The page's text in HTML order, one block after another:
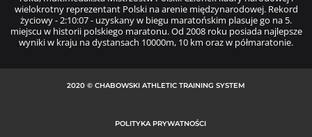
wielokrotny reprezentant Polski na arenie międzynarodowej. Rekord
życiowy - 2:10:07 - uzyskany w biegu maratońskim plasuje go na 5.
miejscu w historii polskiego maratonu. Od 2008 roku posiada najlepsze
wyniki w kraju na dystansach 10000m, 10 km oraz w półmaratonie.
2020 © CHABOWSKI ATHLETIC TRAINING SYSTEM
POLITYKA PRYWATNOŚCI